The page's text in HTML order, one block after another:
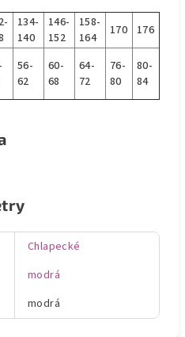
134-
140
146-
152
158-
164
170
176
56-
62
60-
68
64-
72
76-
80
80-
84
Chlapecké
modrá
modrá